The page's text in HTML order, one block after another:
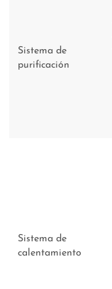
Sistema de
purificación
Sistema de
calentamiento